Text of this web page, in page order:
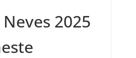
2025